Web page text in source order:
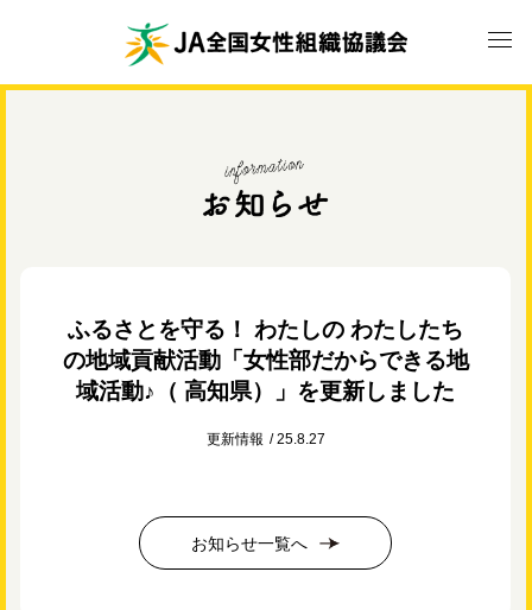
ふるさとを守る！ わたしの わたしたち
の地域貢献活動「女性部だからできる地
域活動♪（ 高知県）」を更新しました
更新情報 25.8.27
お知らせ一覧へ